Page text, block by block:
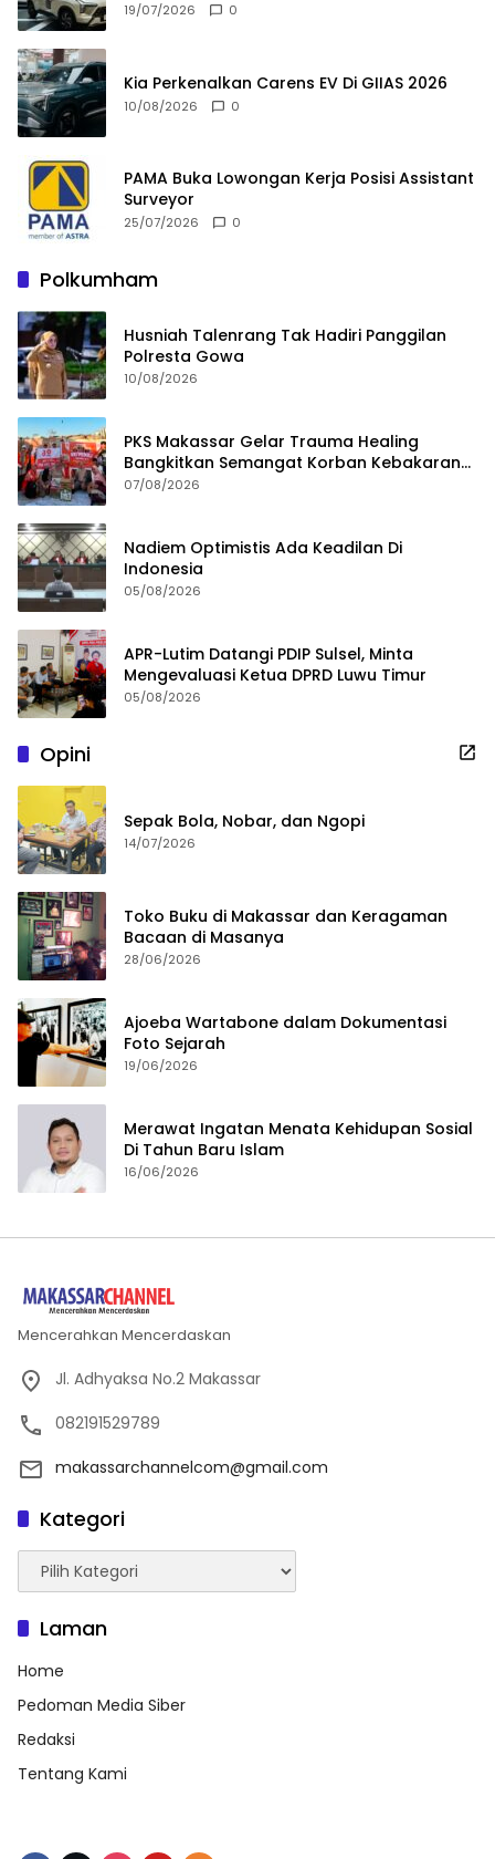
19/07/2026 0
Kia Perkenalkan Carens EV Di GIIAS 2026
10/08/2026 0
PAMA Buka Lowongan Kerja Posisi Assistant
Surveyor
25/07/2026 0
Polkumham
Husniah Talenrang Tak Hadiri Panggilan
Polresta Gowa
10/08/2026
PKS Makassar Gelar Trauma Healing
Bangkitkan Semangat Korban Kebakaran
Tallo
07/08/2026
Nadiem Optimistis Ada Keadilan Di
Indonesia
05/08/2026
APR-Lutim Datangi PDIP Sulsel, Minta
Mengevaluasi Ketua DPRD Luwu Timur
05/08/2026
Opini
Sepak Bola, Nobar, dan Ngopi
14/07/2026
Toko Buku di Makassar dan Keragaman
Bacaan di Masanya
28/06/2026
Ajoeba Wartabone dalam Dokumentasi
Foto Sejarah
19/06/2026
Merawat Ingatan Menata Kehidupan Sosial
Di Tahun Baru Islam
16/06/2026
Mencerahkan Mencerdaskan
Jl. Adhyaksa No.2 Makassar
082191529789
makassarchannelcom@gmail.com
Kategori
Kategori
Laman
Home
Pedoman Media Siber
Redaksi
Tentang Kami